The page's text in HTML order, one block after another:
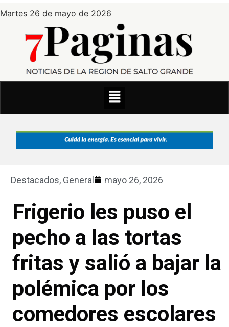
Martes 26 de mayo de 2026
Destacados, General mayo 26, 2026
Frigerio les puso el
pecho a las tortas
fritas y salió a bajar la
polémica por los
comedores escolares